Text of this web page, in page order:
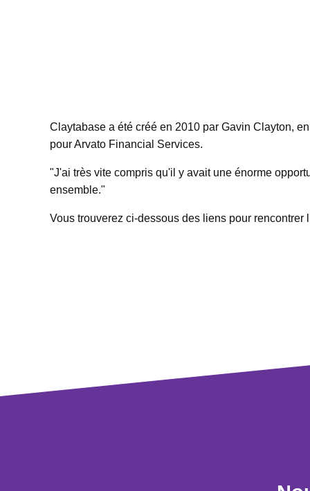
Claytabase a été créé en 2010 par Gavin Clayton,
pour Arvato Financial Services.
"J'ai très vite compris qu'il y avait une énorme
ensemble."
Vous trouverez ci-dessous des liens pour rencontrer